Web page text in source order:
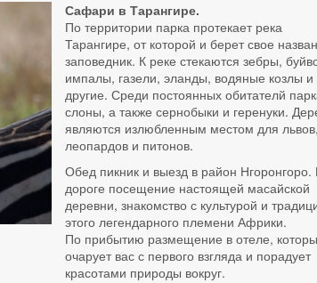
Сафари в Тарангире.
По территории парка протекает река
Тарангире, от которой и берет свое
заповедник. К реке стекаются зебры,
импалы, газели, эланды, водяные козлы и
другие. Среди постоянных обитателй
слоны, а также сернобыки и геренуки.
являются излюбленным местом для львов,
леопардов и питонов.
Обед пикник и выезд в район Нгоронгоро.
дороге посещение настоящей масайской
деревни, знакомство с культурой и
этого легендарного племени Африки.
По прибытию размещение в отеле,
очарует вас с первого взгляда и порадует
красотами природы вокруг.